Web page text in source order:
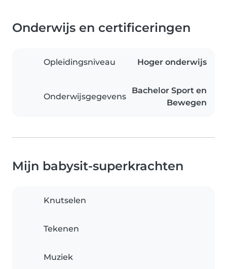
Onderwijs en certificeringen
Opleidingsniveau Hoger onderwijs
Onderwijsgegevens
Bachelor Sport en
Bewegen
Mijn babysit-superkrachten
Knutselen
Tekenen
Muziek